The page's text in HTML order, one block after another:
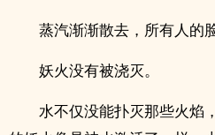
蒸汽渐渐散去，所有人的
妖火没有被浇灭。
水不仅没能扑灭那些火焰